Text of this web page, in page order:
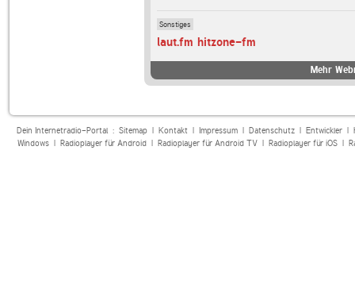
Sonstiges
laut.fm hitzone-fm
Mehr
Dein Internetradio-Portal : Sitemap| Kontakt| Impressum| Datenschutz| Entwickler|
Windows| Radioplayer für Android| Radioplayer für Android TV| Radioplayer für iOS|